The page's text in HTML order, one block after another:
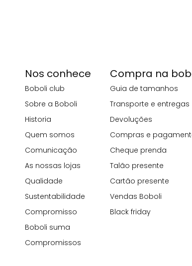
Nos conhece
Boboli club
Sobre a Boboli
Historia
Quem somos
Comunicação
As nossas lojas
Qualidade
Sustentabilidade
Compromisso
Boboli suma
Compromissos
Compra na
Guia de tamanhos
Transporte e entregas
Devoluções
Compras e
Cheque prenda
Talão presente
Cartão presente
Vendas Boboli
Black friday